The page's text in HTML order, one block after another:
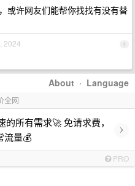
或许网友们能帮你找找有没有替
4
2024
About · Language
全网
所有需求🚀 免请求费，
流量💰
›
PRO